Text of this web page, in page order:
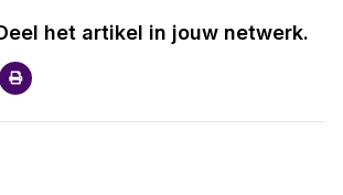
het artikel in jouw netwerk.